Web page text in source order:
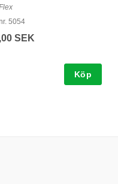
5054
SEK
Köp